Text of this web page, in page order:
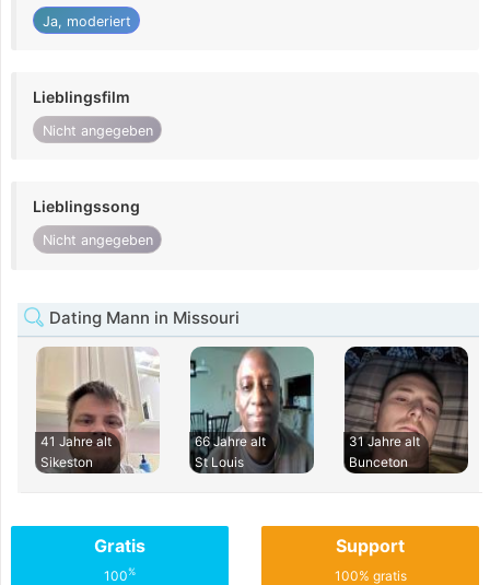
Ja, moderiert
Lieblingsfilm
Nicht angegeben
Lieblingssong
Nicht angegeben
Dating Mann in Missouri
41 Jahre alt
Sikeston
66 Jahre alt
St Louis
31 Jahre alt
Bunceton
Gratis
100%
Support
100% gratis